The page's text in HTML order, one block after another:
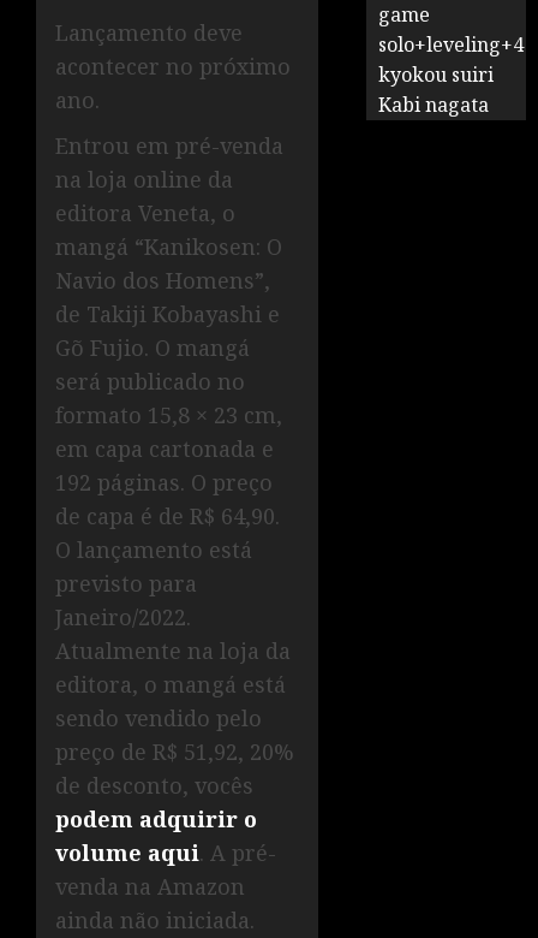
Lançamento deve
acontecer no próximo
ano.
Entrou em pré-venda
na loja online da
editora Veneta, o
mangá “Kanikosen: O
Navio dos Homens”,
de Takiji Kobayashi e
Gõ Fujio. O mangá
será publicado no
formato 15,8 × 23 cm,
em capa cartonada e
192 páginas. O preço
de capa é de R$ 64,90.
O lançamento está
previsto para
Janeiro/2022.
Atualmente na loja da
editora, o mangá está
sendo vendido pelo
preço de R$ 51,92, 20%
de desconto, vocês
podem adquirir o
volume aqui. A pré-
venda na Amazon
ainda não iniciada.
game
solo+leveling+4
kyokou suiri
Kabi nagata